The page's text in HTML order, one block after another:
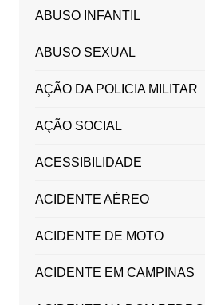
ABUSO INFANTIL
ABUSO SEXUAL
AÇÃO DA POLICIA MILITAR
AÇÃO SOCIAL
ACESSIBILIDADE
ACIDENTE AÉREO
ACIDENTE DE MOTO
ACIDENTE EM CAMPINAS